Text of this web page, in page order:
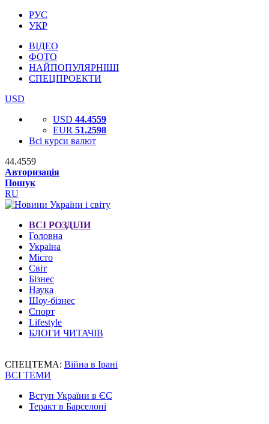
РУС
УКР
ВІДЕО
ФОТО
НАЙПОПУЛЯРНІШІ
СПЕЦПРОЕКТИ
USD
USD 44.4559
EUR 51.2598
Всі курси валют
44.4559
Авторизація
Пошук
RU
ВСІ РОЗДІЛИ
Головна
Україна
Місто
Світ
Бізнес
Наука
Шоу-бізнес
Спорт
Lifestyle
БЛОГИ ЧИТАЧІВ
СПЕЦТЕМА: Війна в Ірані
ВСІ ТЕМИ
Вступ України в ЄС
Теракт в Барселоні